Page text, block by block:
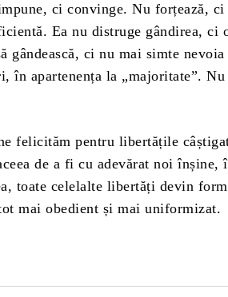
ci convinge. Nu forțează, ci
Ea nu distruge gândirea, ci
ci nu mai simte nevoia
în apartenența la „majoritate”. Nu
felicităm pentru libertățile
de a fi cu adevărat noi înșine,
toate celelalte libertăți devin
mai obedient și mai uniformizat.